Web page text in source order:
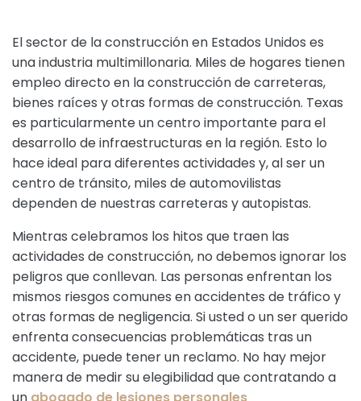
El sector de la construcción en Estados Unidos es
una industria multimillonaria. Miles de hogares tienen
empleo directo en la construcción de carreteras,
bienes raíces y otras formas de construcción. Texas
es particularmente un centro importante para el
desarrollo de infraestructuras en la región. Esto lo
hace ideal para diferentes actividades y, al ser un
centro de tránsito, miles de automovilistas
dependen de nuestras carreteras y autopistas.
Mientras celebramos los hitos que traen las
actividades de construcción, no debemos ignorar los
peligros que conllevan. Las personas enfrentan los
mismos riesgos comunes en accidentes de tráfico y
otras formas de negligencia. Si usted o un ser querido
enfrenta consecuencias problemáticas tras un
accidente, puede tener un reclamo. No hay mejor
manera de medir su elegibilidad que contratando a